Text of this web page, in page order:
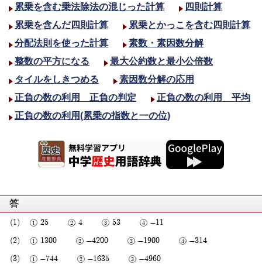
累乗を含む乗法除法の混じった計算
四則計算
累乗を含んだ四則計算
累乗とかっこを含む四則計算
分配法則を使った計算
素数・素因数分解
整数の平方になる
最大公約数と最小公倍数
タイルをしきつめる
素因数分解の応用
正負の数の利用 正負の判定
正負の数の利用 平均
正負の数の利用(累乗の指数と一の位)
答
25 4 53 -11
1300 -4200 -1900 -314
-744 -1635 -4960